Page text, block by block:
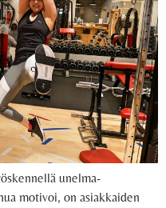
unelma-
motivoi, on asiakkaiden